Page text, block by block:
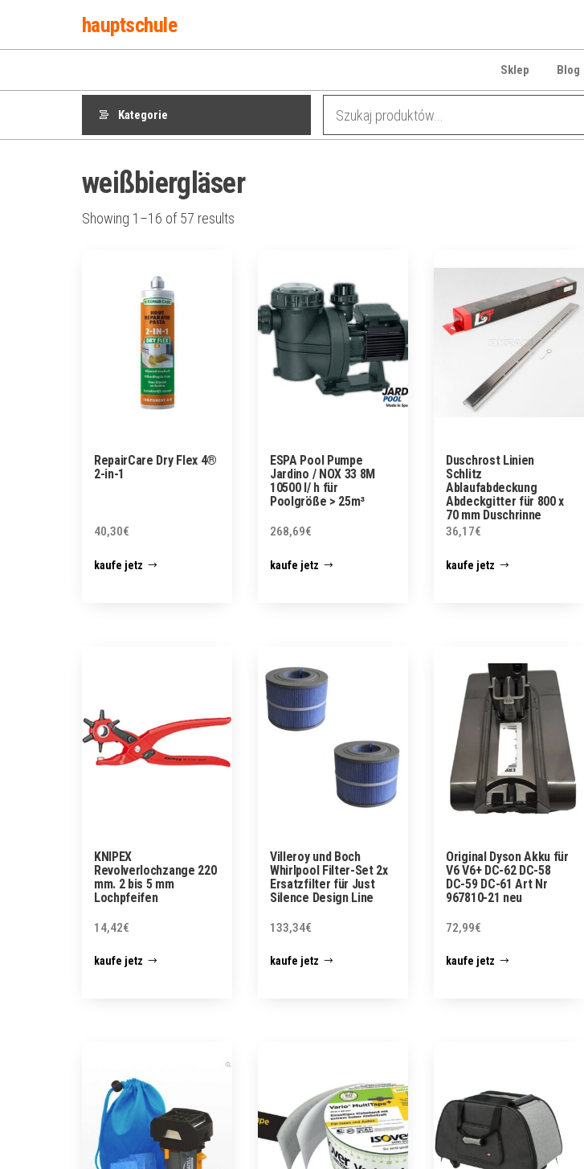
treści
hauptschule
Sklep Blog
Kategorie
weißbiergläser
Showing 1–16 of 57 results
RepairCare Dry Flex 4®
2-in-1
40,30€
kaufe jetz
ESPA Pool Pumpe
Jardino / NOX 33 8M
10500 l/ h für
Poolgröße > 25m³
268,69€
kaufe jetz
Duschrost Linien
Schlitz
Ablaufabdeckung
Abdeckgitter für 800 x
70 mm Duschrinne
36,17€
kaufe jetz
KNIPEX
Revolverlochzange 220
mm. 2 bis 5 mm
Lochpfeifen
14,42€
kaufe jetz
Villeroy und Boch
Whirlpool Filter-Set 2x
Ersatzfilter für Just
Silence Design Line
133,34€
kaufe jetz
Original Dyson Akku für
V6 V6+ DC-62 DC-58
DC-59 DC-61 Art Nr
967810-21 neu
72,99€
kaufe jetz